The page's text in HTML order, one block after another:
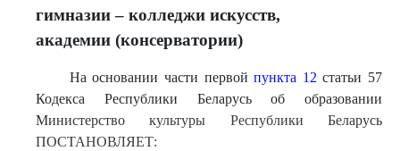
гимназии – колледжи искусств,
академии (консерватории)
На основании части первойпункта 12 статьи 57
Кодекса Республики Беларусь об образовании
Министерство культуры Республики Беларусь
ПОСТАНОВЛЯЕТ: